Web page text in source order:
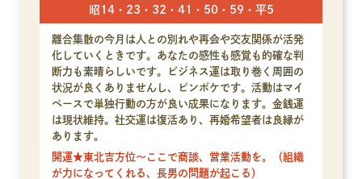
昭14・23・32・41・50・59・平5
離合集散の今月は人との別れや再会や交友関係が活発
化していくときです。あなたの感性も感覚も的確な判
断力も素晴らしいです。ビジネス運は取り巻く周囲の
状況が良くありませんし、ピンボケです。活動はマイ
ペースで単独行動の方が良い成果になります。金銭運
は現状維持。社交運は復活あり、再婚希望者は良縁が
あります。
開運★東北吉方位～ここで商談、営業活動を。（組織
が力になってくれる、長男の問題が起こる）